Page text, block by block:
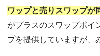
ワップと売りスワップが
がプラスのスワップポイ
プを提供していますが、